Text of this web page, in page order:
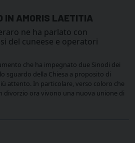
IN AMORIS LAETITIA
ne ha parlato con
del cuneese e operatori
che ha impegnato due Sinodi dei
sguardo della Chiesa a proposito di
attento. In particolare, verso coloro che
divorzio ora vivono una nuova unione di